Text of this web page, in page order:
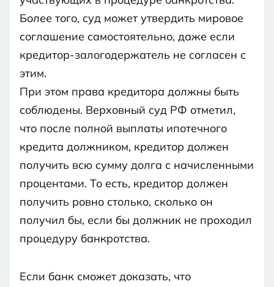
Более того, суд может утвердить мировое
соглашение самостоятельно, даже если
кредитор-залогодержатель не согласен с
этим.
При этом права кредитора должны быть
соблюдены. Верховный суд РФ отметил,
что после полной выплаты ипотечного
кредита должником, кредитор должен
получить всю сумму долга с начисленными
процентами. То есть, кредитор должен
получить ровно столько, сколько он
получил бы, если бы должник не проходил
процедуру банкротства.
Если банк сможет доказать, что